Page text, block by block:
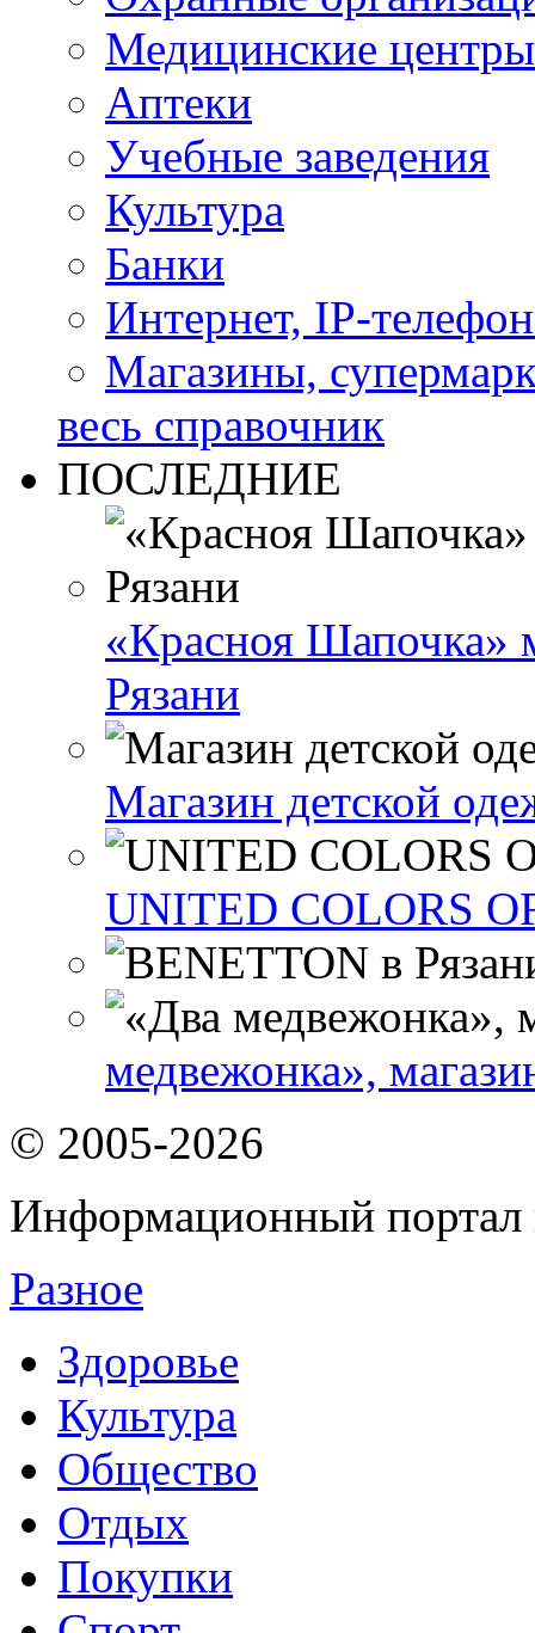
Медицинские центры
Аптеки
Учебные заведения
Культура
Банки
Интернет, IP-
Магазины,
весь справочник
ПОСЛЕДНИЕ
«Красноя Шапочка»
Рязани
Магазин детской
UNITED COLORS
медвежонка»,
© 2005-2026
Информационный портал
Разное
Здоровье
Культура
Общество
Отдых
Покупки